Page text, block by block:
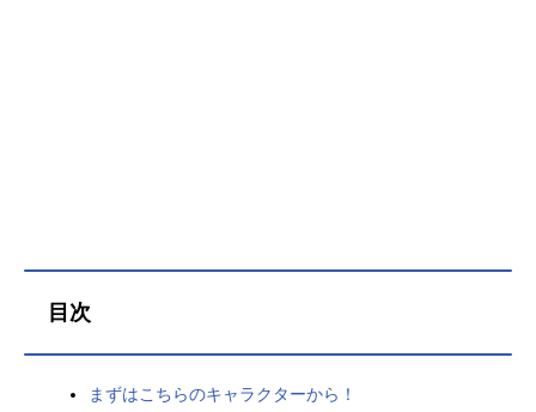
目次
まずはこちらのキャラクターから！